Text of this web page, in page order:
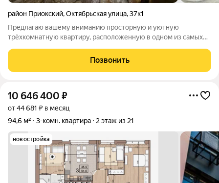
район Приокский,Октябрьская улица,37к1
Предлагаю вашему вниманию просторную и уютную
трёхкомнатную квартиру, расположенную в одном из самых
идеальный вариант для тех, кто ценит комфорт, тишину и
близость к природе, не отказываясь
Позвонить
10 646 400 ₽
от 44 681 ₽ в месяц
94,6 м²
3-комн. квартира 2 этаж из 21
новостройка